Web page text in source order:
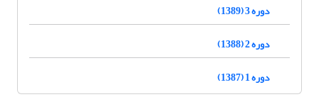
دوره 3 (1389)
دوره 2 (1388)
دوره 1 (1387)